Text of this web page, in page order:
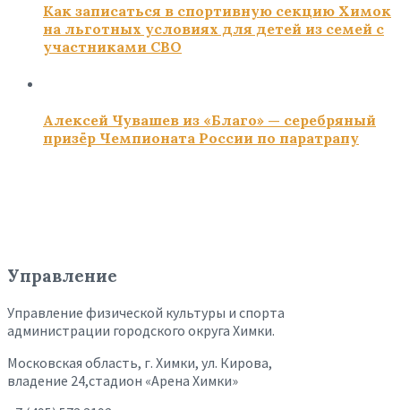
Как записаться в спортивную секцию Химок
на льготных условиях для детей из семей с
участниками СВО
Алексей Чувашев из «Благо» — серебряный
призёр Чемпионата России по паратрапу
Управление
Управление физической культуры и спорта
администрации городского округа Химки.
Московская область, г. Химки, ул. Кирова,
владение 24,стадион «Арена Химки»